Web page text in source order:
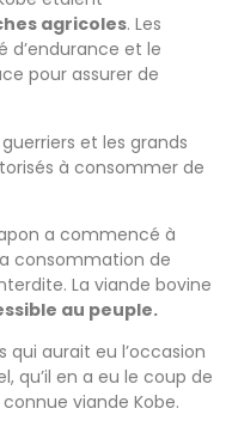
agricoles. Les
d’endurance et le
pour assurer de
et les grands
à consommer de
a commencé à
consommation de
La viande bovine
au peuple.
qui aurait eu l’occasion
qu’il en a eu le coup de
viande Kobe.